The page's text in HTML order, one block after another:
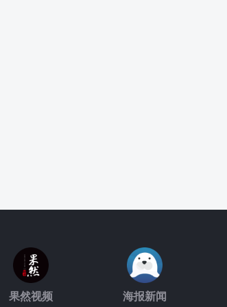
果然视频 海报新闻